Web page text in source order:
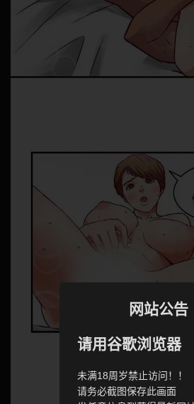
网站公告
请用谷歌浏览器
未满18周岁禁止访问！！
请务必截图保存此画面